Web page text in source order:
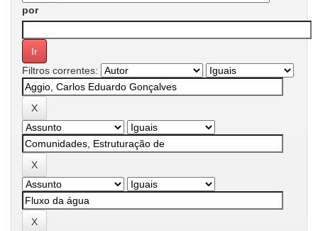
por
Filtros correntes: